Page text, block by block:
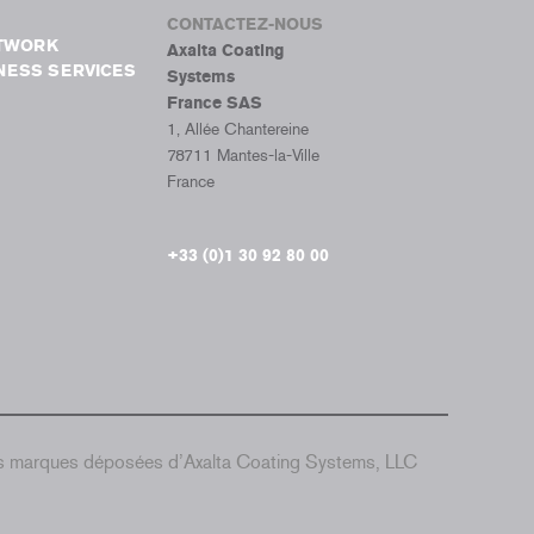
SERVICES
CONTACTEZ-NOUS
Axalta Coating
Systems
France SAS
1, Allée Chantereine
78711 Mantes-la-Ville
France
+33 (0)1 30 92 80 00
déposées d’Axalta Coating Systems, LLC